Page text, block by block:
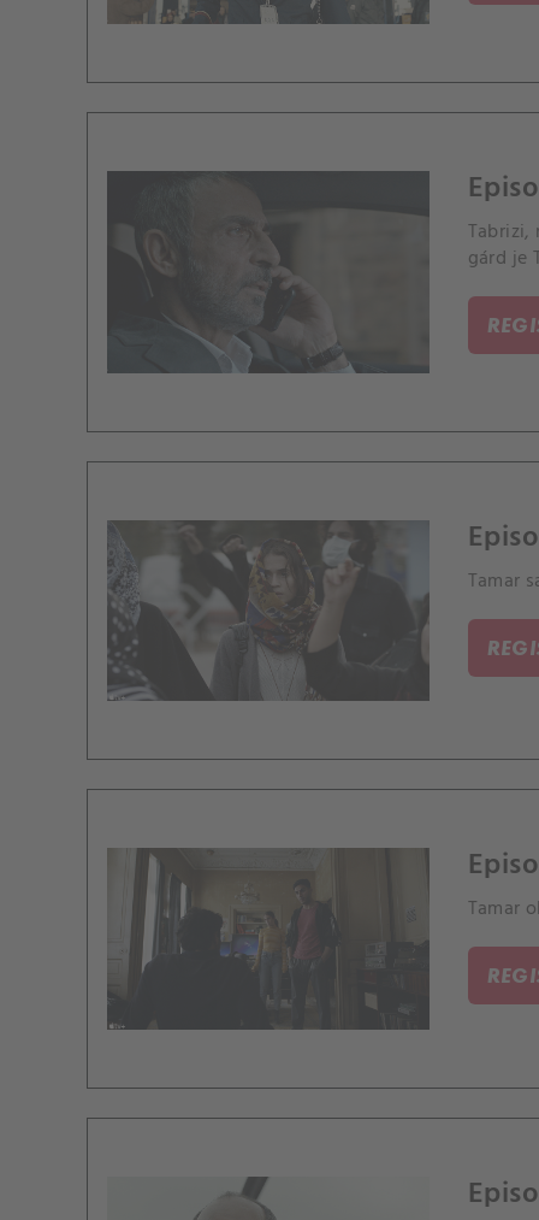
Tabrizi,
gárd je
Tamar
Tamar